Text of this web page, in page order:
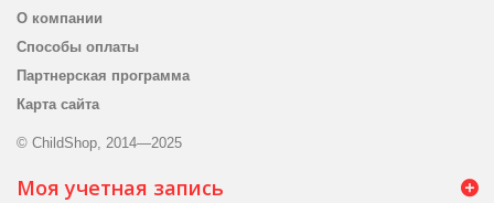
О компании
Способы оплаты
Партнерская программа
Карта сайта
© ChildShop, 2014—2025
Моя учетная запись